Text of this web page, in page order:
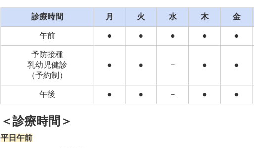
■2025.10.10...点鼻インフルエンザワクチン（フルミスト）の予約につ
10月15日（水）10時より、
■2025.10.3...不活化インフルエンザワクチンについて（変更）
事前予約不要な一般診療時間での不活化ワクチンは、10月3日（金）
■2025.10.1...点鼻インフルエンザワクチン（フルミスト）の予約につい
入荷した本数に予約数が達したため、予約を一時中止します。
診療時間 月 火 水 木 金
午前 ● ● ● ● ●
予防接種
乳幼児健診
（予約制）
● ● － ● ●
午後 ● ● － ● ●
＜診療時間＞
平日午前